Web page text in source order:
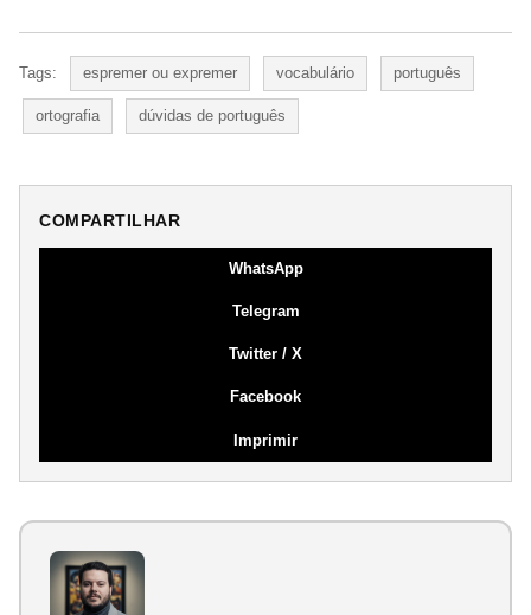
Tags: espremer ou expremer vocabulário português
ortografia dúvidas de português
COMPARTILHAR
WhatsApp
Telegram
Twitter / X
Facebook
Imprimir